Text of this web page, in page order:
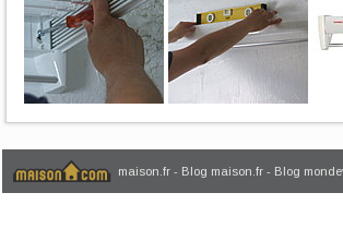
maison.fr - Blog maison.fr - Blog